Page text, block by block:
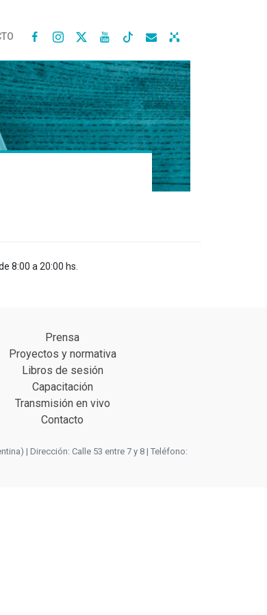
   
8:00 a 20:00 hs.
Prensa
Proyectos y normativa
Libros de sesión
Capacitación
Transmisión en vivo
Contacto
| Dirección: Calle 53 entre 7 y 8 | Teléfono: